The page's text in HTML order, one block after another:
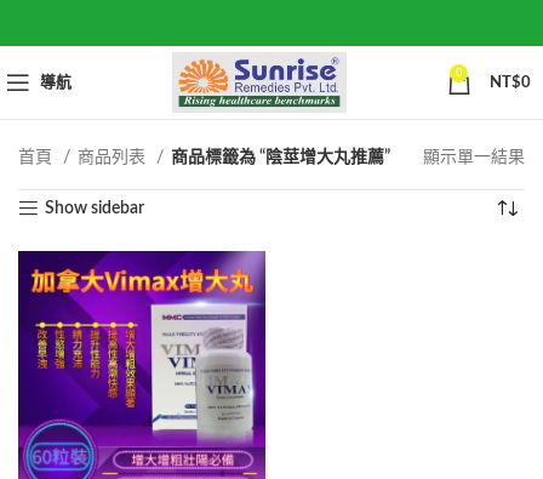
導航
0
NT$0
首頁 商品列表 商品標籤為 “陰莖增大丸推薦” 顯示單一結果
Show sidebar